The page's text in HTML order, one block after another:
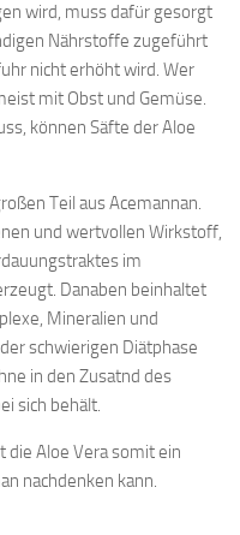
wird, muss dafür gesorgt
Nährstoffe zugeführt
nicht erhöht wird. Wer
mit Obst und Gemüse.
können Säfte der Aloe
Teil aus Acemannan.
und wertvollen Wirkstoff,
im
Danaben beinhaltet
Mineralien und
schwierigen Diätphase
in den Zusatnd des
sich behält.
Aloe Vera somit ein
nachdenken kann.